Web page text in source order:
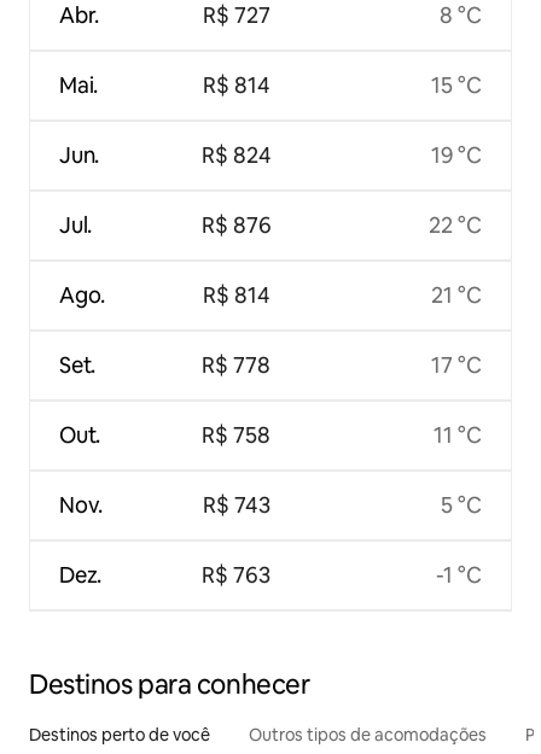
Abr.
Mai.
Jun.
Jul.
Ago.
Set.
Out.
Nov.
Dez.
R$ 727
R$ 814
R$ 824
R$ 876
R$ 814
R$ 778
R$ 758
R$ 743
R$ 763
8 °C
15 °C
19 °C
22 °C
21 °C
17 °C
11 °C
5 °C
-1 °C
Destinos para conhecer
Destinos perto de você Outros tipos de acomodações